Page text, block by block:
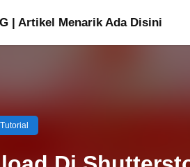
| Artikel Menarik Ada Disini
Tutorial